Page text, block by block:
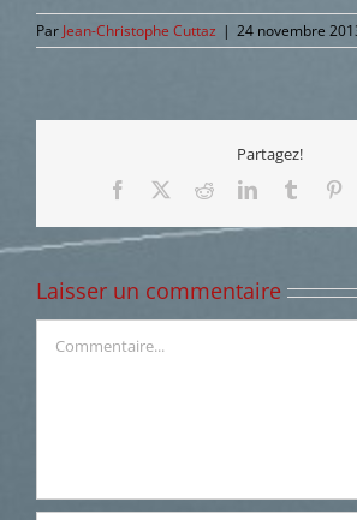
Par Jean-Christophe Cuttaz | 24 novembre
Partagez!
Facebook RedditLinkedInTumblr
Laisser un commentaire